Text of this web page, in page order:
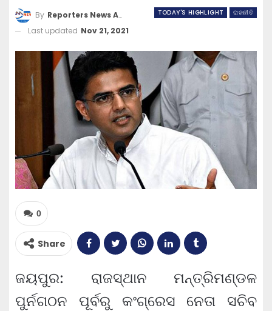
TODAY'S HIGHLIGHT ରାଜନୀତି
By Reporters News Agency
Last updated Nov 21, 2021
0
Share
ଜୟପୁର: ରାଜସ୍ଥାନ ମନ୍ତ୍ରିମଣ୍ଡଳ
ପୁର୍ନଗଠନ ପୂର୍ବରୁ କଂଗ୍ରେସ ନେତା ସଚିବ